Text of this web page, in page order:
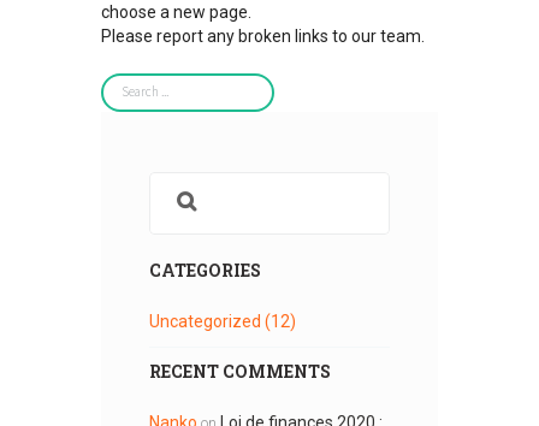
choose a new page.
Please report any broken links to our team.
CATEGORIES
Uncategorized (12)
RECENT COMMENTS
Nanko
Loi de finances 2020 :